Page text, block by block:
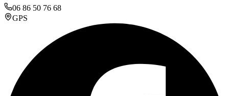
06 86 50 76 68
GPS